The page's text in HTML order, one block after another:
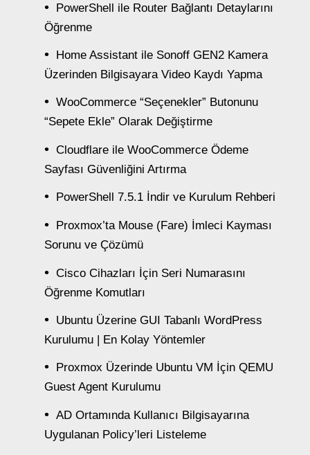
PowerShell ile Router Bağlantı Detaylarını
Öğrenme
Home Assistant ile Sonoff GEN2 Kamera
Üzerinden Bilgisayara Video Kaydı Yapma
WooCommerce “Seçenekler” Butonunu
“Sepete Ekle” Olarak Değiştirme
Cloudflare ile WooCommerce Ödeme
Sayfası Güvenliğini Artırma
PowerShell 7.5.1 İndir ve Kurulum Rehberi
Proxmox’ta Mouse (Fare) İmleci Kayması
Sorunu ve Çözümü
Cisco Cihazları İçin Seri Numarasını
Öğrenme Komutları
Ubuntu Üzerine GUI Tabanlı WordPress
Kurulumu | En Kolay Yöntemler
Proxmox Üzerinde Ubuntu VM İçin QEMU
Guest Agent Kurulumu
AD Ortamında Kullanıcı Bilgisayarına
Uygulanan Policy’leri Listeleme